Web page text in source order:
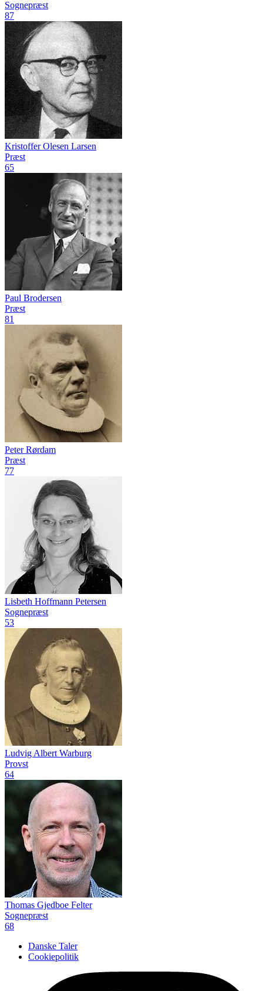
Sognepræst
87
Kristoffer Olesen Larsen
Præst
65
Paul Brodersen
Præst
81
Peter Rørdam
Præst
77
Lisbeth Hoffmann Petersen
Sognepræst
53
Ludvig Albert Warburg
Provst
64
Thomas Gjedboe Felter
Sognepræst
68
Danske Taler
Cookiepolitik